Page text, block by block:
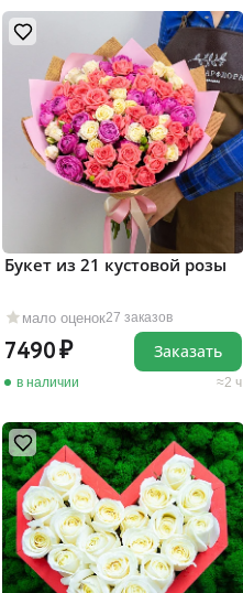
мало оценок27 заказов
Букет из 21 кустовой розы
7490
в наличии 2 ч
Заказать